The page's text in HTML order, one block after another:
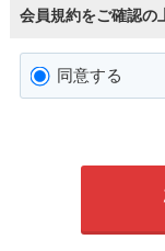
会員規約をご確認の
同意する